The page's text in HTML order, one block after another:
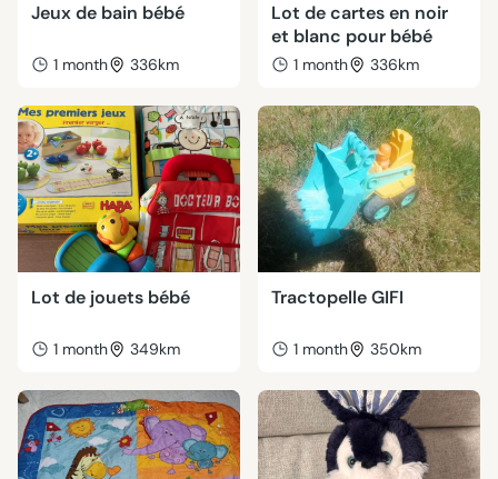
Jeux de bain bébé
1 month 336km
Lot de cartes en noir
et blanc pour bébé
1 month 336km
Lot de jouets bébé
1 month 349km
Tractopelle GIFI
1 month 350km